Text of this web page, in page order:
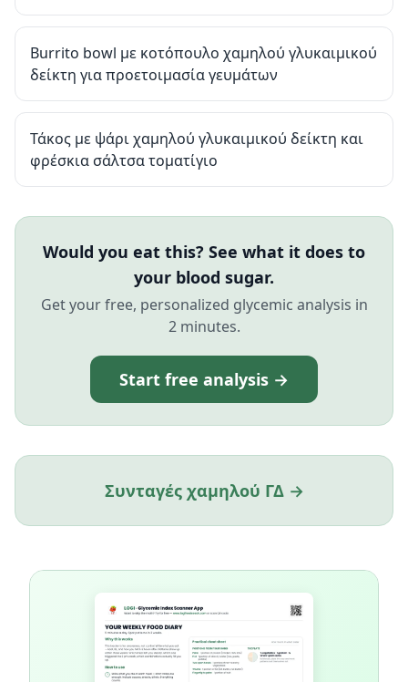
Burrito bowl με κοτόπουλο χαμηλού γλυκαιμικού
δείκτη για προετοιμασία γευμάτων
Τάκος με ψάρι χαμηλού γλυκαιμικού δείκτη και
φρέσκια σάλτσα τοματίγιο
Would you eat this? See what it does to
your blood sugar.
Get your free, personalized glycemic analysis in
2 minutes.
Start free analysis →
Συνταγές χαμηλού ΓΔ →